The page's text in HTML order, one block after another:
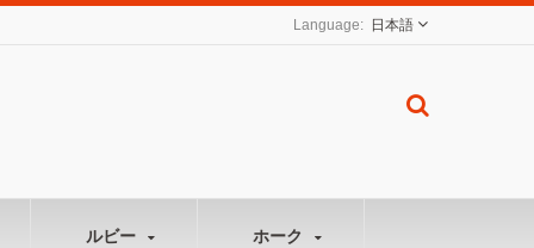
日本語
ルビー ホーク